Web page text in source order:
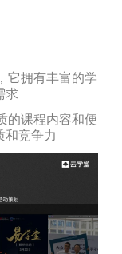
它拥有丰富的学
求
的课程内容和便
和竞争力